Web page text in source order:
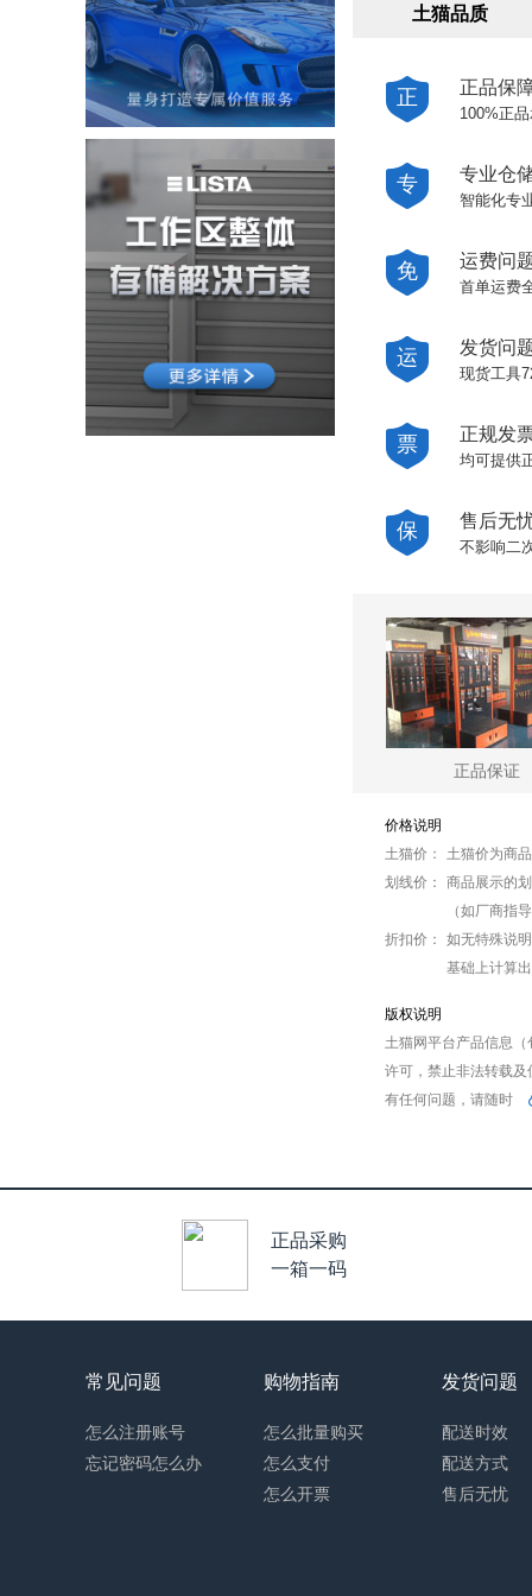
土猫品质
正 正品保
100%正
专 专业仓
智能化专
免 运费问
首单运费
运 发货问
现货工具
票 正规发
均可提供
保 售后无
不影响二
正品保证
价格说明
土猫价：
土猫价为商
划线价：
商品展示的
（如厂商指
折扣价：
如无特殊说
基础上计算
版权说明
土猫网平台产品信息
许可，禁止非法转载及
有任何问题，请随时
正品采购
一箱一码
常见问题
怎么注册账号
忘记密码怎么办
购物指南
怎么批量购买
怎么支付
怎么开票
发货问题
配送时效
配送方式
售后无忧